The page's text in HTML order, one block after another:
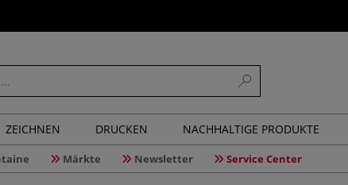
ZEICHNEN DRUCKEN NACHHALTIGE PRODUKTE
Märkte Newsletter Service Center